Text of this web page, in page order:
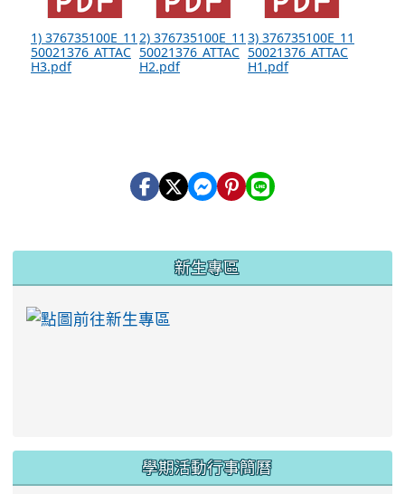
1) 376735100E_11
50021376_ATTAC
H3.pdf
2) 376735100E_11
50021376_ATTAC
H2.pdf
3) 376735100E_11
50021376_ATTAC
H1.pdf
新生專區
學期活動行事簡曆